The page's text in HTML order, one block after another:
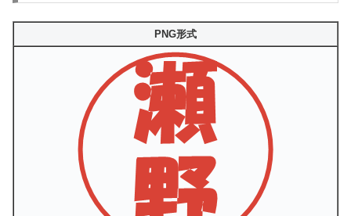
PNG形式